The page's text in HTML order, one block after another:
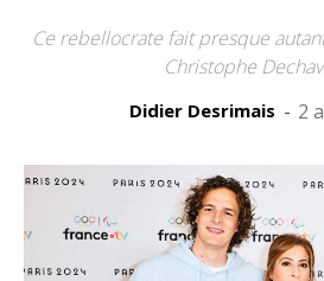
Ce rebellocrate fait presque
Christophe
Didier Desrimais - 2